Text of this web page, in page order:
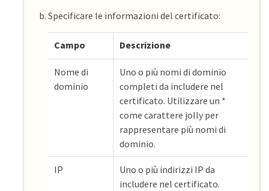
Specificare le informazioni del certificato:
Campo Descrizione
Nome di
dominio
Uno o più nomi di dominio
completi da includere nel
certificato. Utilizzare un *
come carattere jolly per
rappresentare più nomi di
dominio.
IP
Uno o più indirizzi IP da
includere nel certificato.